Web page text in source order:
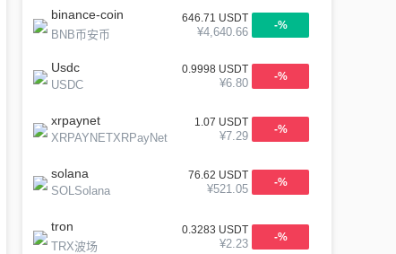
binance-coin
BNB币安币
646.71 USDT
¥4,640.66 -%
Usdc
USDC
0.9998 USDT
¥6.80 -%
xrpaynet
XRPAYNETXRPayNet
1.07 USDT
¥7.29 -%
solana
SOLSolana
76.62 USDT
¥521.05 -%
tron
TRX波场
0.3283 USDT
¥2.23 -%